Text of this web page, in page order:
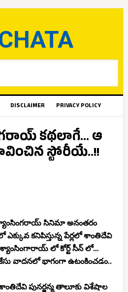
DISCLAIMER PRIVACY POLICY
కథలాగే… ఆ
స్టోరీయే..!!
సినిమా అనంతరం
ఎక్కువ కనిపిస్తున్న పేర్లలో శాంతిదేవి
లో కోర్ట్ సీన్ లో…
వాదనలో భాగంగా ఉటంకించడం..
పునర్జన్మ తాలూకు విశేషాల